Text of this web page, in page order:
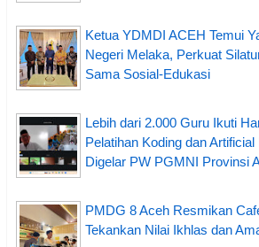
Ketua YDMDI ACEH Temui
Negeri Melaka, Perkuat
Sama Sosial-Edukasi
Lebih dari 2.000 Guru Ikuti
Pelatihan Koding dan
Digelar PW PGMNI Provinsi
PMDG 8 Aceh Resmikan
Tekankan Nilai Ikhlas dan